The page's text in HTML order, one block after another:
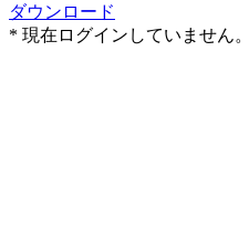
ダウンロード
* 現在ログインしていません。